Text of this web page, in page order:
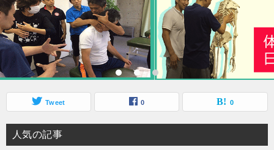
Tweet 0 0
人気の記事